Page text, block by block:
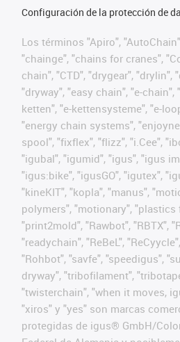
Configuración de la protección de
Los términos "Apiro",
"chainge", "chains for cranes",
chain", "CTD", "drygear", "drylin",
"dryway", "easy chain", "e-chain",
ketten", "e-kettensysteme", "e-
"energy chain systems",
spool", "fixflex", "flizz", "i.Cee",
"igubal", "igumid", "igus", "igus
"igus:bike", "igusGO", "igutex",
"kineKIT", "kopla", "manus",
polymers", "motionary", "plastics
"print2mold", "Rawbot", "RBTX",
"readychain", "ReBeL",
"Rohbot", "savfe", "speedigus",
dryway", "tribofilament",
"twisterchain", "when it moves,
"xiros" y "yes" son marcas
protegidas de igus® GmbH/